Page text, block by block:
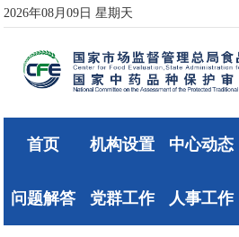
2026年08月09日 星期天
首页 机构设置 中心动态
问题解答 党群工作 人事工作